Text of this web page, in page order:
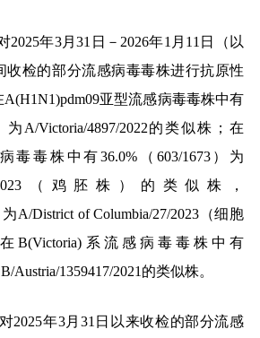
2025年3月31日－2026年1月11日（以
收检的部分流感病毒毒株进行抗原性
亚型流感病毒毒株中有
为A/Victoria/4897/2022的类似株；在
毒毒株中有36.0%（603/1673）为
（鸡胚株）的类似株，
为A/District of Columbia/27/2023 （细胞
B(Victoria)系流感病毒毒株中有
Austria/1359417/2021的类似株。
2025年3月31日以来收检的部分流感